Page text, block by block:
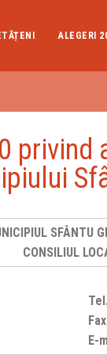
ALEGERI
SFÂNTU
CONSILIUL
E-